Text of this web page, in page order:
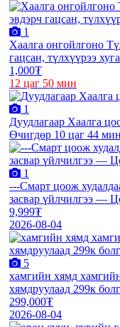
1
Хаалга онгойлгоно
гацсан, түлхүүрээ
1,000₮
12 цаг 50 мин
1
Дуудлагаар Хаалга
Өчигдөр 10 цаг 44 мин
1
---Смарт цоож
засвар үйлчилгээ —
9,999₮
2026-08-04
5
хамгийн хямд
хямдруулаад 299к
299,000₮
2026-08-04